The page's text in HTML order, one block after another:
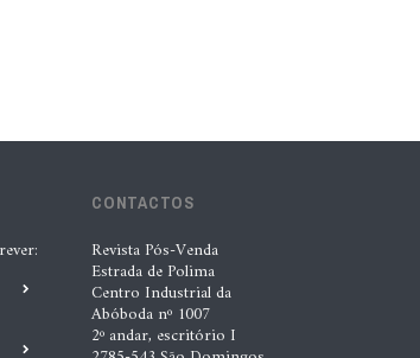
marca nova fase da
europeia da XTOOL
Nádia Conceição
CONTACTOS
Revista Pós-Venda
Estrada de Polima
Centro Industrial da
Abóboda nº 1007
2º andar, escritório I